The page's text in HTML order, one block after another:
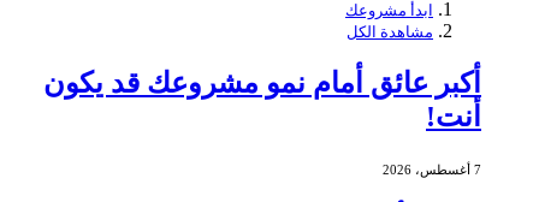
ابدأ مشروعك
مشاهدة الكل
أكبر عائق أمام نمو مشروعك قد يكون
أنت!
7 أغسطس، 2026